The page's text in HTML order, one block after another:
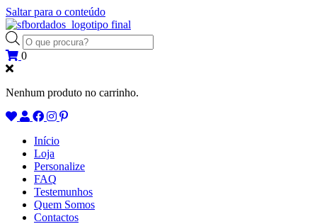
Saltar para o conteúdo
Products
search
0
Nenhum produto no carrinho.
Início
Loja
Personalize
FAQ
Testemunhos
Quem Somos
Contactos